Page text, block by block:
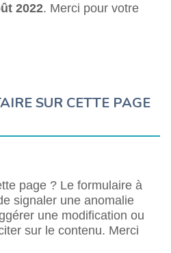
2022. Merci pour votre
SUR CETTE PAGE
page ? Le formulaire à
signaler une anomalie
une modification ou
sur le contenu. Merci